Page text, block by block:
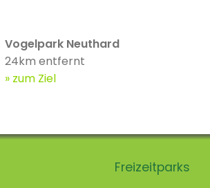
Vogelpark Neuthard
24km entfernt
zum Ziel
Freizeitparks